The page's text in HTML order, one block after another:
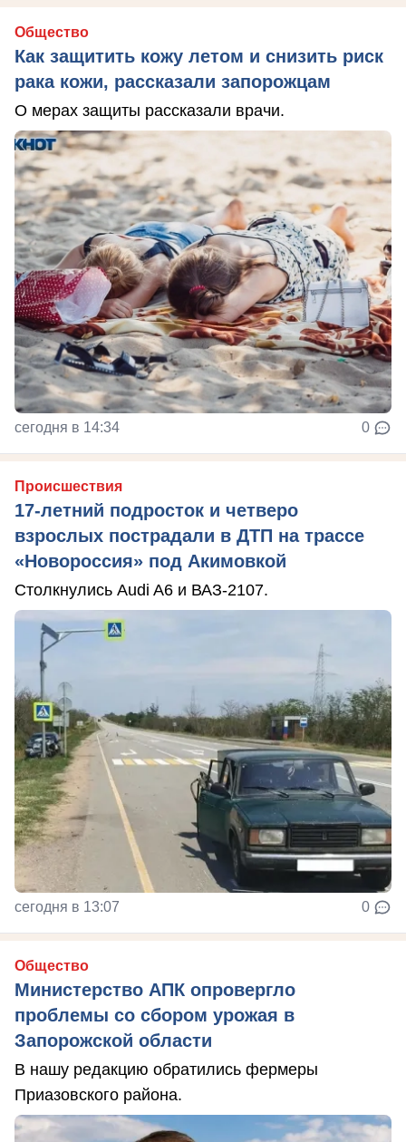
Общество
Как защитить кожу летом и снизить риск
рака кожи, рассказали запорожцам
О мерах защиты рассказали врачи.
сегодня в 14:34 0
Происшествия
17-летний подросток и четверо
взрослых пострадали в ДТП на трассе
«Новороссия» под Акимовкой
Столкнулись Audi A6 и ВАЗ-2107.
сегодня в 13:07 0
Общество
Министерство АПК опровергло
проблемы со сбором урожая в
Запорожской области
В нашу редакцию обратились фермеры
Приазовского района.